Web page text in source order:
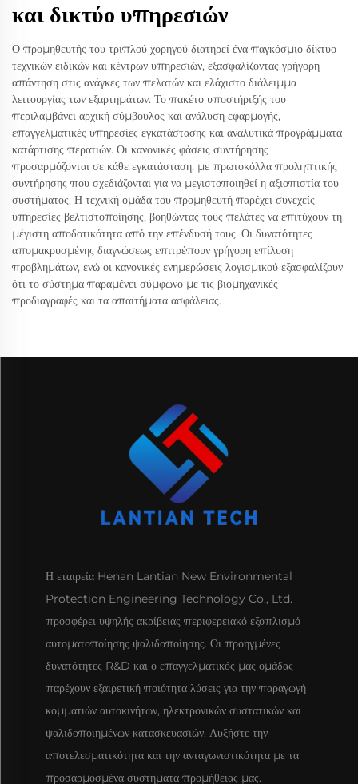
και δικτύο υπηρεσιών
Ο προμηθευτής του τριπλού χορηγού διατηρεί ένα παγκόσμιο δίκτυο
τεχνικών ειδικών και κέντρων υπηρεσιών, εξασφαλίζοντας γρήγορη
απάντηση στις ανάγκες των πελατών και ελάχιστο διάλειμμα
λειτουργίας των εξαρτημάτων. Το πακέτο υποστήριξής του
περιλαμβάνει αρχική σύμβουλος και ανάλυση εφαρμογής,
επαγγελματικές υπηρεσίες εγκατάστασης και αναλυτικά προγράμματα
κατάρτισης περατιών. Οι κανονικές φάσεις συντήρησης
προσαρμόζονται σε κάθε εγκατάσταση, με πρωτοκόλλα προληπτικής
συντήρησης που σχεδιάζονται για να μεγιστοποιηθεί η αξιοπιστία του
συστήματος. Η τεχνική ομάδα του προμηθευτή παρέχει συνεχείς
υπηρεσίες βελτιστοποίησης, βοηθώντας τους πελάτες να επιτύχουν τη
μέγιστη αποδοτικότητα από την επένδυσή τους. Οι δυνατότητες
απομακρυσμένης διαγνώσεως επιτρέπουν γρήγορη επίλυση
προβλημάτων, ενώ οι κανονικές ενημερώσεις λογισμικού εξασφαλίζουν
ότι το σύστημα παραμένει σύμφωνο με τις βιομηχανικές
προδιαγραφές και τα απαιτήματα ασφάλειας.
Η εταιρεία Henan Lantian New Environmental
Protection Engineering Technology Co., Ltd.
προσφέρει υψηλής ακρίβειας περιφερειακό εξοπλισμό
αυτοματοποίησης ψαλιδοποίησης. Οι προηγμένες
δυνατότητες R&D και ο επαγγελματικός μας ομάδας
παρέχουν εξαιρετική ποιότητα λύσεις για την παραγωγή
κομματιών αυτοκινήτων, ηλεκτρονικών συστατικών και
ψαλιδοποιημένων κατασκευασιών. Αυξήστε την
αποτελεσματικότητα και την ανταγωνιστικότητα με τα
προσαρμοσμένα συστήματα προμήθειας μας.